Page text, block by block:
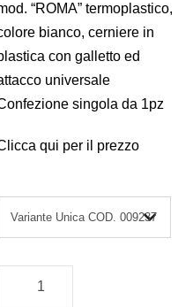
“ROMA” termoplastico,
bianco, cerniere in
con galletto ed
universale
singola da 1pz
qui per il prezzo